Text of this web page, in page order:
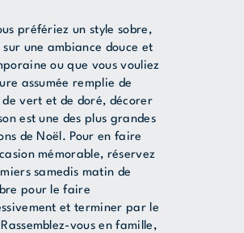
préfériez un style sobre,
sur une ambiance douce et
ou que vous vouliez
assumée remplie de
vert et de doré, décorer
est une des plus grandes
de Noël. Pour en faire
mémorable, réservez
samedis matin de
pour le faire
et terminer par le
vous en famille,